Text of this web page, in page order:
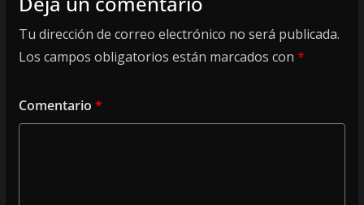
Tu dirección de correo electrónico no será publicada.
Los campos obligatorios están marcados con *
Comentario *